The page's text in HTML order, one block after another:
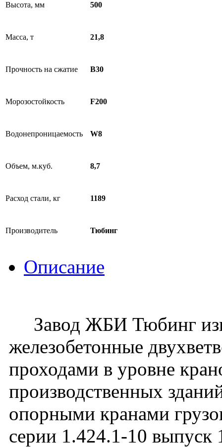
Высота, мм 500
Масса, т 21,8
Прочность на сжатие B30
Морозостойкость F200
Водонепроницаемость W8
Объем, м.куб. 8,7
Расход стали, кг 1189
Производитель Тюбинг
Описание
Завод ЖБИ Тюбинг
железобетонные
проходами в уровне
производственных
опорными кранами
серии 1.424.1-10 выпуск